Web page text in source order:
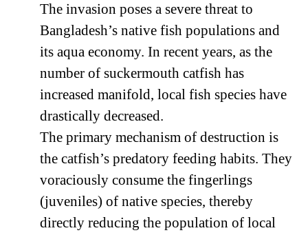
The invasion poses a severe threat to
Bangladesh’s native fish populations and
its aqua economy. In recent years, as the
number of suckermouth catfish has
increased manifold, local fish species have
drastically decreased.
The primary mechanism of destruction is
the catfish’s predatory feeding habits. They
voraciously consume the fingerlings
(juveniles) of native species, thereby
directly reducing the population of local